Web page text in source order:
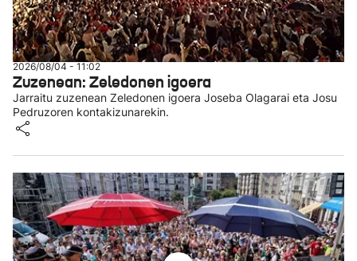
2026/08/04 - 11:02
Zuzenean: Zeledonen igoera
Jarraitu zuzenean Zeledonen igoera Joseba Olagarai eta Josu
Pedruzoren kontakizunarekin.